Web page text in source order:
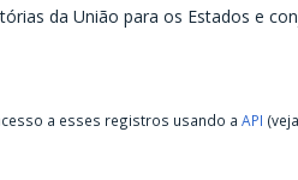
da União para os Estados e
a esses registros usando aAPI (veja